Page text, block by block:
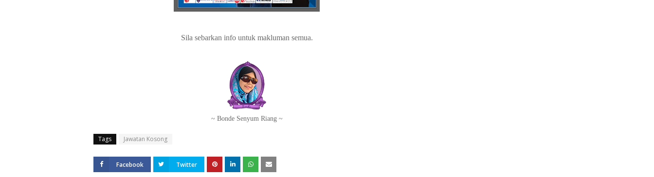
Sila sebarkan info untuk makluman semua.
~ Bonde Senyum Riang ~
Tags Jawatan Kosong
Facebook Twitter